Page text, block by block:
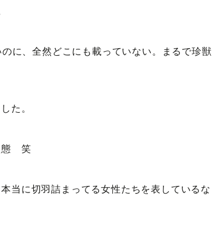
に、全然どこにも載っていない。まるで珍獣
た。
態 笑
当に切羽詰まってる女性たちを表しているな